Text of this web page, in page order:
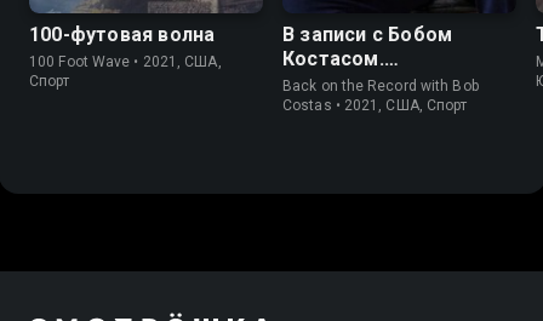
100-футовая волна
100 Foot Wave • 2021, США,
Спорт
В записи с Бобом
Костасом.
Возвращение
Back on the Record with Bob
Costas • 2021, США, Спорт